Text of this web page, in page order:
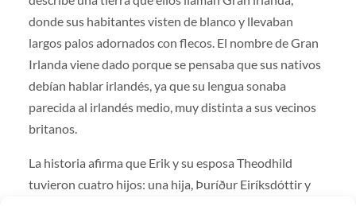
donde sus habitantes visten de blanco y llevaban
largos palos adornados con flecos. El nombre de Gran
Irlanda viene dado porque se pensaba que sus nativos
debían hablar irlandés, ya que su lengua sonaba
parecida al irlandés medio, muy distinta a sus vecinos
britanos.
La historia afirma que Erik y su esposa Theodhild
tuvieron cuatro hijos: una hija, Þuríður Eiríksdóttir y